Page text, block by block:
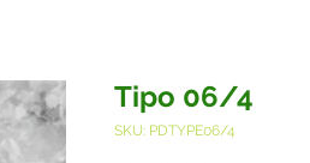
Tipo 06/4
SKU: PDTYPE06/4